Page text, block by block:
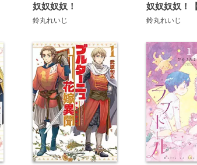
奴奴奴奴！
鈴丸れいじ 鈴丸れいじ